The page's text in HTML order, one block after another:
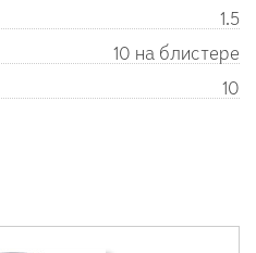
1.5
10 на блистере
10